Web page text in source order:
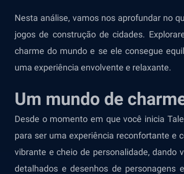
Nesta análise, vamos nos aprofundar no
jogos de construção de cidades.
charme do mundo e se ele consegue
uma experiência envolvente e relaxante.
Um mundo de
Desde o momento em que você inicia
para ser uma experiência reconfortante e
vibrante e cheio de personalidade, dando
detalhados e desenhos de personagens